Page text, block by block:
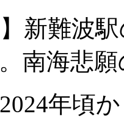
】新難波
南海悲
2024年頃